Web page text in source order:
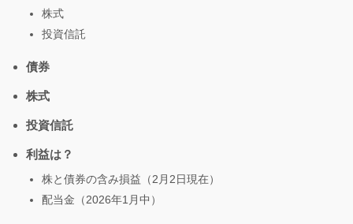
株式
投資信託
債券
株式
投資信託
利益は？
株と債券の含み損益（2月2日現在）
配当金（2026年1月中）